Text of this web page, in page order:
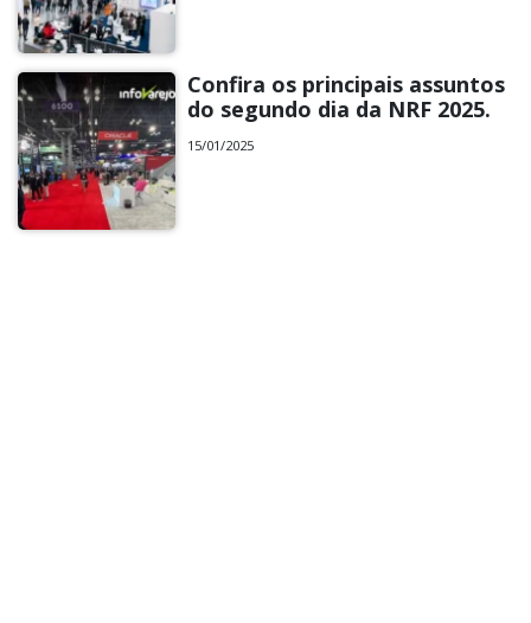
Confira os principais assuntos
do segundo dia da NRF 2025.
15/01/2025